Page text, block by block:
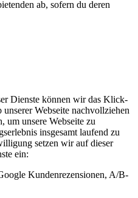
ab, sofern du deren
Dienste können wir das Klick-
Webseite nachvollziehen
um unsere Webseite zu
insgesamt laufend zu
setzen wir auf dieser
ein:
Kundenrezensionen, A/B-